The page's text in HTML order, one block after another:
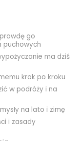
go
puchowych
ma dziś
krok po kroku
w podróży i na
na lato i zimę
i zasady